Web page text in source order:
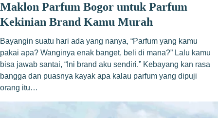
Maklon Parfum Bogor untuk Parfum
Kekinian Brand Kamu Murah
Bayangin suatu hari ada yang nanya, “Parfum yang kamu
pakai apa? Wanginya enak banget, beli di mana?” Lalu kamu
bisa jawab santai, “Ini brand aku sendiri.” Kebayang kan rasa
bangga dan puasnya kayak apa kalau parfum yang dipuji
orang itu…